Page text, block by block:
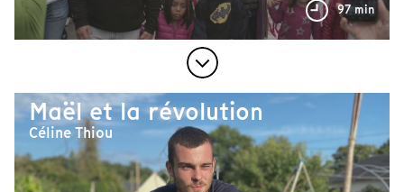
97 min
Maël et la révolution
Céline Thiou